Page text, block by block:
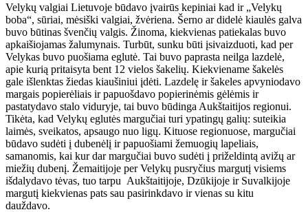
Velykų valgiai Lietuvoje būdavo įvairūs kepiniai kad ir „Velykų
boba“, sūriai, mėsiški valgiai, žvėriena. Šerno ar didelė kiaulės galva
buvo būtinas švenčių valgis. Žinoma, kiekvienas patiekalas buvo
apkaišiojamas žalumynais. Turbūt, sunku būti įsivaizduoti, kad per
Velykas buvo puošiama eglutė. Tai buvo paprasta neilga lazdelė,
apie kurią pritaisyta bent 12 vielos šakelių. Kiekviename šakelės
gale išlenktas žiedas kiaušiniui įdėti. Lazdelę ir šakeles apvyniodavo
margais popierėliais ir papuošdavo popierinėmis gėlėmis ir
pastatydavo stalo viduryje, tai buvo būdinga Aukštaitijos regionui.
Tikėta, kad Velykų eglutės margučiai turi ypatingų galių: suteikia
laimės, sveikatos, apsaugo nuo ligų. Kituose regionuose, margučiai
būdavo sudėti į dubenėlį ir papuošiami žemuogių lapeliais,
samanomis, kai kur dar margučiai buvo sudėti į priželdintą avižų ar
miežių dubenį. Žemaitijoje per Velykų pusryčius margutį visiems
išdalydavo tėvas, tuo tarpu Aukštaitijoje, Dzūkijoje ir Suvalkijoje
margutį kiekvienas pats sau pasirinkdavo ir vienas su kitu
dauždavo.